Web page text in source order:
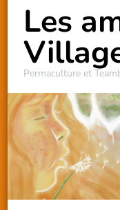
Les
Permaculture et